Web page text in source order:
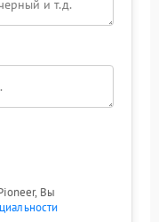
Вы